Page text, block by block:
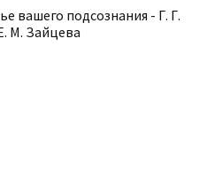
вашего подсознания - Г. Г.
М. Зайцева